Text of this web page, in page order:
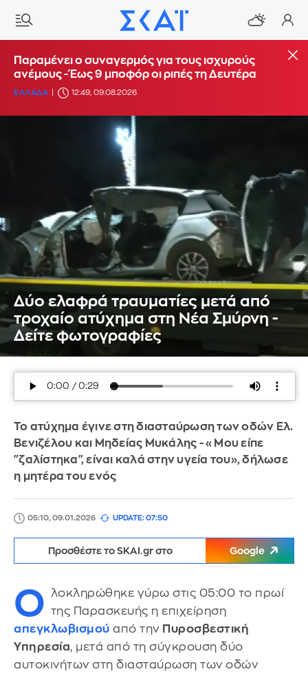
Παραμένει ο συναγερμός για τους ισχυρούς
ανέμους - Έως 9 μποφόρ οι ριπές τη Δευτέρα
ΕΛΛΑΔΑ 12:49, 09.08.2026
Δύο ελαφρά τραυματίες μετά από
τροχαίο ατύχημα στη Νέα Σμύρνη -
Δείτε φωτογραφίες
Το ατύχημα έγινε στη διασταύρωση των οδών Ελ.
Βενιζέλου και Μηδείας Μυκάλης - «Μου είπε
"ζαλίστηκα", είναι καλά στην υγεία του», δήλωσε
η μητέρα του ενός
05:10, 09.01.2026 UPDATE: 07:50
Προσθέστε το SKAI.gr στο Google
Ο
λοκληρώθηκε γύρω στις 05:00 το πρωί
της Παρασκευής η επιχείρηση
απεγκλωβισμού από την Πυροσβεστική
Υπηρεσία, μετά από τη σύγκρουση δύο
αυτοκινήτων στη διασταύρωση των οδών